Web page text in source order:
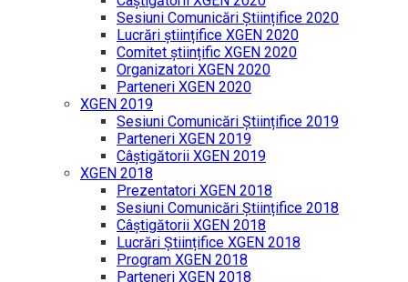
Sesiuni Comunicări Științifice 2020
Lucrări științifice XGEN 2020
Comitet științific XGEN 2020
Organizatori XGEN 2020
Parteneri XGEN 2020
XGEN 2019
Sesiuni Comunicări Științifice 2019
Parteneri XGEN 2019
Câștigătorii XGEN 2019
XGEN 2018
Prezentatori XGEN 2018
Sesiuni Comunicări Științifice 2018
Câștigătorii XGEN 2018
Lucrări Științifice XGEN 2018
Program XGEN 2018
Parteneri XGEN 2018